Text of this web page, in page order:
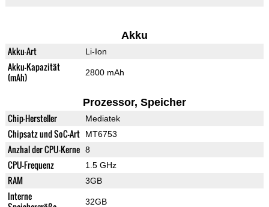
Akku
Akku-Art Li-Ion
Akku-Kapazität
(mAh)
2800 mAh
Prozessor, Speicher
Chip-Hersteller Mediatek
Chipsatz und SoC-Art MT6753
Anzhal der CPU-Kerne 8
CPU-Frequenz 1.5 GHz
RAM 3GB
Interne
32GB